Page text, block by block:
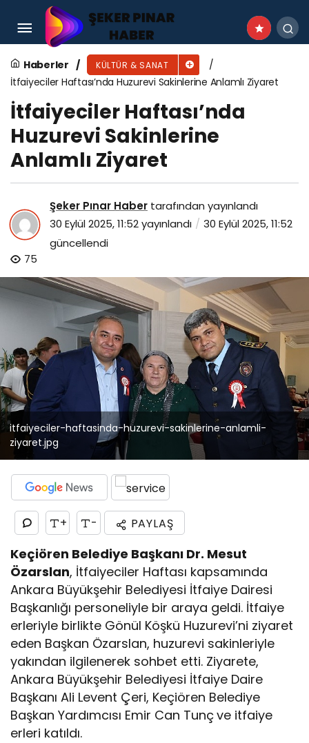
Haberler KÜLTÜR & SANAT
İtfaiyeciler Haftası’nda Huzurevi Sakinlerine Anlamlı Ziyaret
İtfaiyeciler Haftası’nda
Huzurevi Sakinlerine
Anlamlı Ziyaret
Şeker Pınar Haber tarafından yayınlandı
30 Eylül 2025, 11:52yayınlandı
30 Eylül 2025, 11:52
güncellendi
75
itfaiyeciler-haftasinda-huzurevi-sakinlerine-anlamli-
ziyaret.jpg
+ - PAYLAŞ
Keçiören Belediye Başkanı Dr. Mesut
Özarslan, İtfaiyeciler Haftası kapsamında
Ankara Büyükşehir Belediyesi İtfaiye Dairesi
Başkanlığı personeliyle bir araya geldi. İtfaiye
erleriyle birlikte Gönül Köşkü Huzurevi’ni ziyaret
eden Başkan Özarslan, huzurevi sakinleriyle
yakından ilgilenerek sohbet etti. Ziyarete,
Ankara Büyükşehir Belediyesi İtfaiye Daire
Başkanı Ali Levent Çeri, Keçiören Belediye
Başkan Yardımcısı Emir Can Tunçve itfaiye
erleri katıldı.
İtfaiyeciler Haftası’nda Huzurevi Sakinlerine
Anlamlı Ziyaret